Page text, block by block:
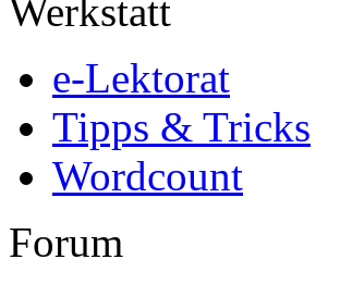
Werkstatt
e-Lektorat
Tipps & Tricks
Wordcount
Forum